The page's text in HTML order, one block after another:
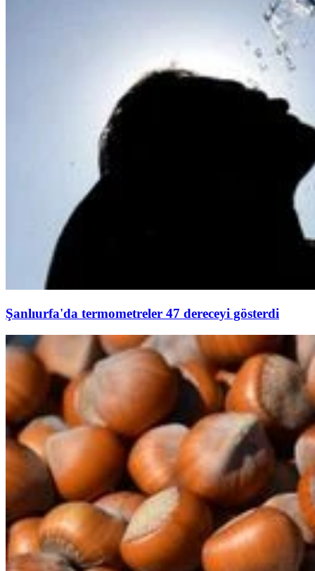
Şanlıurfa'da termometreler 47 dereceyi gösterdi